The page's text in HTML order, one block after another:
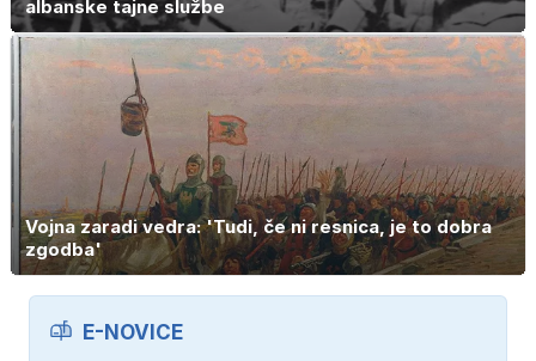
albanske tajne službe
Vojna zaradi vedra: 'Tudi, če ni resnica, je to dobra
zgodba'
E-NOVICE